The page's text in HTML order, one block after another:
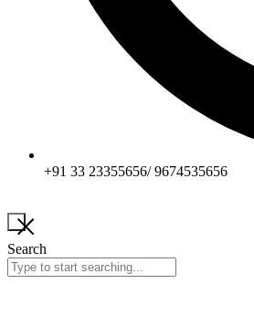
+91 33 23355656/ 9674535656
Search